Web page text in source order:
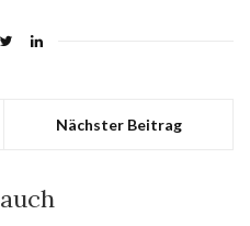
Nächster Beitrag